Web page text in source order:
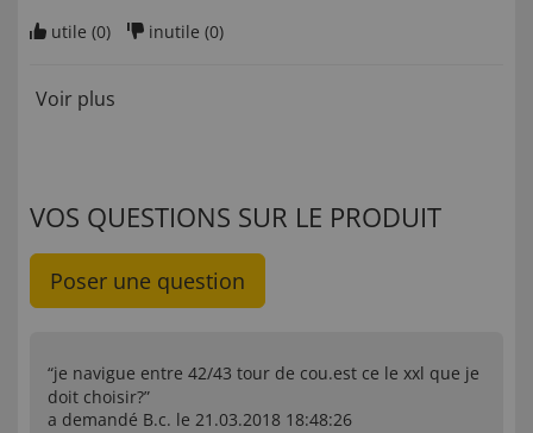
utile (0) inutile (0)
Voir plus
VOS QUESTIONS SUR LE PRODUIT
Poser une question
“je navigue entre 42/43 tour de cou.est ce le xxl que je
doit choisir?”
a demandé B.c. le 21.03.2018 18:48:26